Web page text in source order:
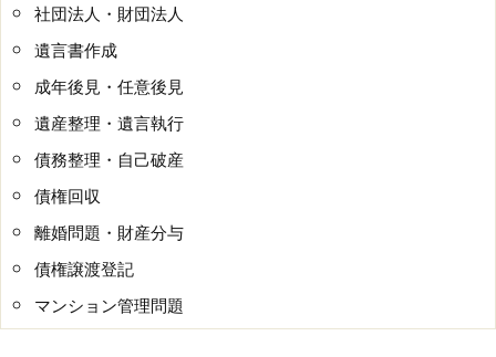
社団法人・財団法人
遺言書作成
成年後見・任意後見
遺産整理・遺言執行
債務整理・自己破産
債権回収
離婚問題・財産分与
債権譲渡登記
マンション管理問題